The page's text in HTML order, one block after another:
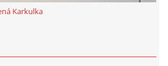
ZÁŘÍ DO ČERVNA
Karkulka